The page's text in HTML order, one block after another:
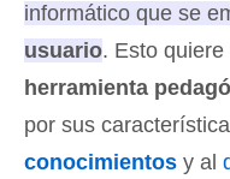
informático que se
usuario. Esto
herramienta
por sus
conocimientos y al